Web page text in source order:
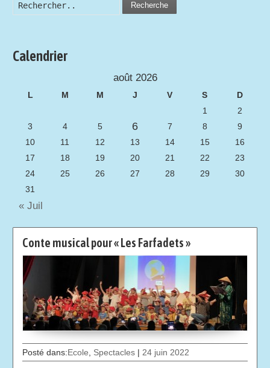
Conte musical pour « Les Farfadets »
Posté dans:Ecole, Spectacles | 24 juin 2022
Recherche
Calendrier
août 2026
L M M J V S
D
1
2
3
4 5 6 7 8
9
10
11 12 13 14 15
16
17
18 19 20 21 22
23
24
25 26 27 28 29
30
31
« Juil